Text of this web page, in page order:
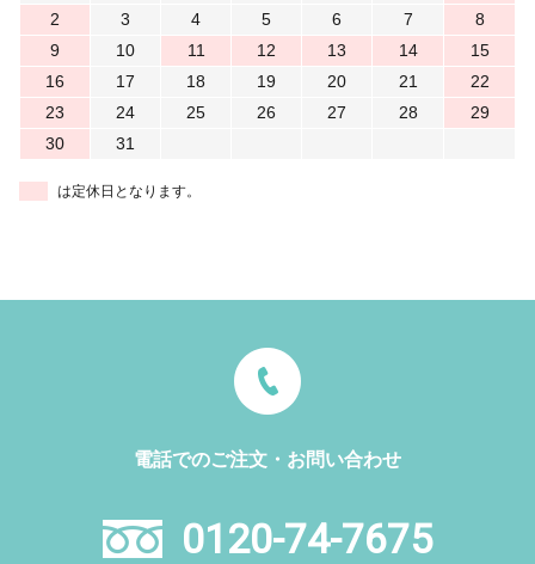
2
3 4 5 6 7
8
9
10 11 12 13 14
15
16
17 18 19 20 21
22
23
24 25 26 27 28
29
30
31
は定休日となります。
電話でのご注文・お問い合わせ
0120-74-7675